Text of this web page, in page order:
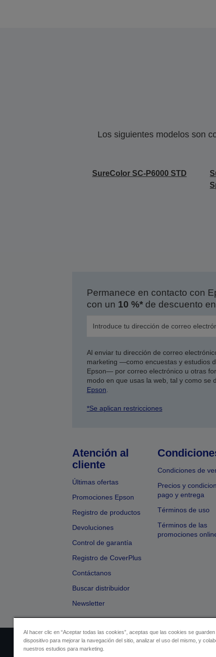
Los siguientes modelos son
SureColor SC-P6000 STD
Permanece en contacto con
con un 10 %*de descuento
Al enviar tu dirección de correo
marketing —como encuestas y estudios
Epson— por correo electrónico u otras
modo en que usas la web, tal y como se
Epson
*Se aplican restricciones
Atención al
cliente
Últimas ofertas
Promociones Epson
Registro de productos
Devoluciones
Control de garantía
Registro de CoverPlus
Contáctanos
Buscar distribuidor
Newsletter
Condiciones de
Precios y
pago y entrega
Términos de uso
Términos de las
promociones
Identificación del vendedor
Al hacer clic en “Aceptar todas las cookies”, aceptas que las cookies se guarden
dispositivo para mejorar la navegación del sitio, analizar el uso del mismo, y
nuestros estudios para marketing.